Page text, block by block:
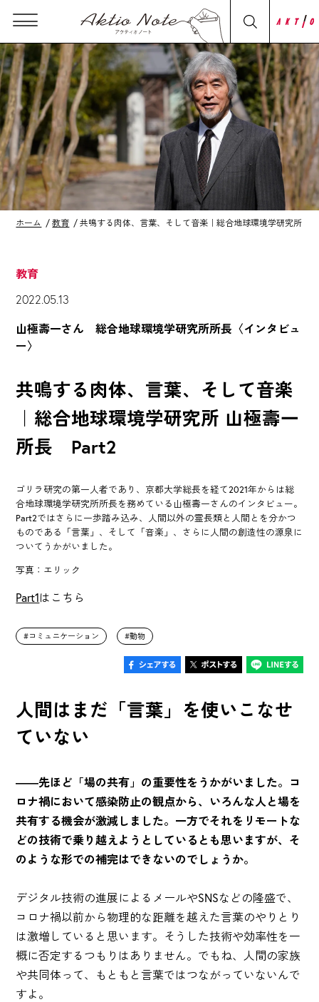
ホーム 教育 共鳴する肉体、言葉、そして音楽｜総合地球環境学研究所
教育
2022.05.13
山極壽一さん 総合地球環境学研究所所長〈インタビュ
ー〉
共鳴する肉体、言葉、そして音楽
｜総合地球環境学研究所 山極壽一
所長 Part2
ゴリラ研究の第一人者であり、京都大学総長を経て2021年からは総
合地球環境学研究所所長を務めている山極壽一さんのインタビュー。
Part2ではさらに一歩踏み込み、人間以外の霊長類と人間とを分かつ
ものである「言葉」、そして「音楽」、さらに人間の創造性の源泉に
ついてうかがいました。
写真：エリック
Part1はこちら
コミュニケーション 動物
人間はまだ「言葉」を使いこなせ
ていない
――先ほど「場の共有」の重要性をうかがいました。コ
ロナ禍において感染防止の観点から、いろんな人と場を
共有する機会が激減しました。一方でそれをリモートな
どの技術で乗り越えようとしているとも思いますが、そ
のような形での補完はできないのでしょうか。
デジタル技術の進展によるメールやSNSなどの隆盛で、
コロナ禍以前から物理的な距離を越えた言葉のやりとり
は激増していると思います。そうした技術や効率性を一
概に否定するつもりはありません。でもね、人間の家族
や共同体って、もともと言葉ではつながっていないんで
すよ。